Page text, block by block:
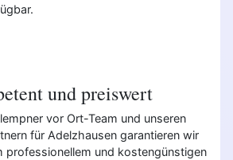
und preiswert
vor Ort-Team und unseren
für Adelzhausen garantieren wir
professionellem und kostengünstigen